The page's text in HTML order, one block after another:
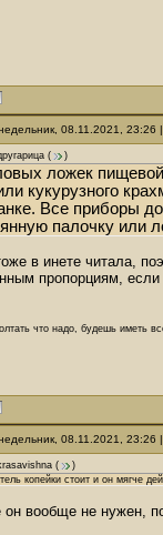
08.11.2021,
( )
ложек
кукурузного
Все приборы
палочку или
в инете читала,
пропорциям, если
что надо, будешь иметь
08.11.2021,
(
)
копейки стоит и он мягче
вообще не нужен,